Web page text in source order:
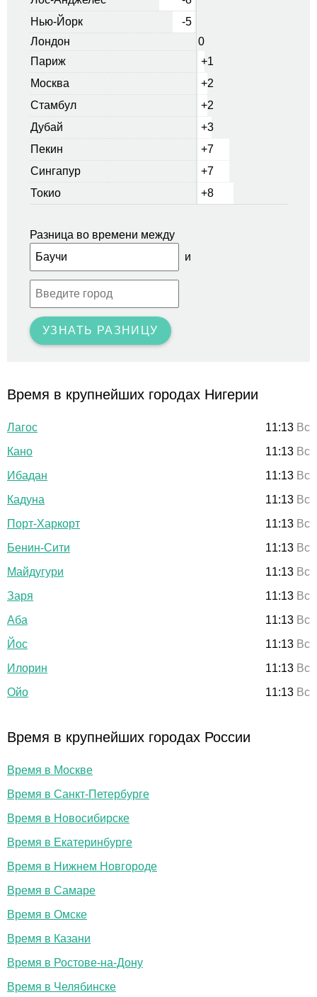
Нью-Йорк
-5
Лондон
0
Париж
+1
Москва
+2
Стамбул
+2
Дубай
+3
Пекин
+7
Сингапур
+7
Токио
+8
Разница во времени между
и
УЗНАТЬ РАЗНИЦУ
Время в крупнейших городах Нигерии
Лагос 11:13 Вс
Кано
11:13 Вс
Ибадан
11:13 Вс
Кадуна
11:13 Вс
Порт-Харкорт
11:13 Вс
Бенин-Сити
11:13 Вс
Майдугури
11:13 Вс
Заря
11:13 Вс
Аба
11:13 Вс
Йос
11:13 Вс
Илорин
11:13 Вс
Ойо
11:13 Вс
Время в крупнейших городах России
Время в Москве
Время в Санкт-Петербурге
Время в Новосибирске
Время в Екатеринбурге
Время в Нижнем Новгороде
Время в Самаре
Время в Омске
Время в Казани
Время в Ростове-на-Дону
Время в Челябинске